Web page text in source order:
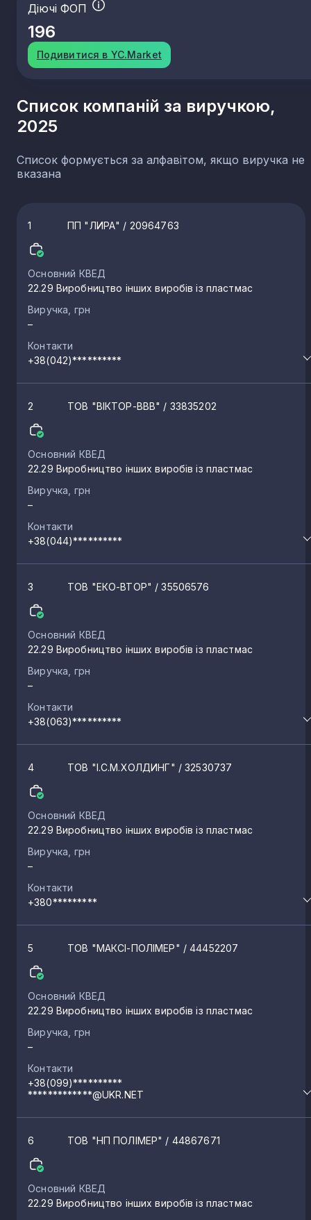
Діючі ФОП
196
Подивитися в YC.Market
Список компаній за виручкою,
2025
Список формується за алфавітом, якщо виручка не
вказана
1 ПП "ЛИРА" / 20964763
Основний КВЕД
22.29 Виробництво інших виробів із пластмас
Виручка, грн
–
Контакти
+38(042)**********
2 ТОВ "ВІКТОР-ВВВ" / 33835202
Основний КВЕД
22.29 Виробництво інших виробів із пластмас
Виручка, грн
–
Контакти
+38(044)**********
3 ТОВ "ЕКО-ВТОР" / 35506576
Основний КВЕД
22.29 Виробництво інших виробів із пластмас
Виручка, грн
–
Контакти
+38(063)**********
4 ТОВ "І.С.М.ХОЛДИНГ" / 32530737
Основний КВЕД
22.29 Виробництво інших виробів із пластмас
Виручка, грн
–
Контакти
+380*********
5 ТОВ "МАКСІ-ПОЛІМЕР" / 44452207
Основний КВЕД
22.29 Виробництво інших виробів із пластмас
Виручка, грн
–
Контакти
+38(099)**********
*************@UKR.NET
6 ТОВ "НП ПОЛІМЕР" / 44867671
Основний КВЕД
22.29 Виробництво інших виробів із пластмас